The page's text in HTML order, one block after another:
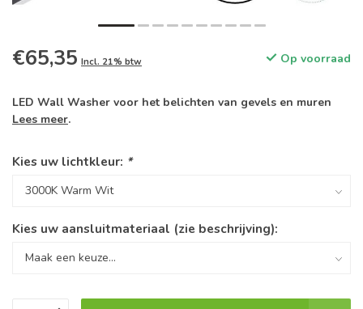
€65,35 Incl. 21% btw Op voorraad
LED Wall Washer voor het belichten van gevels en muren
Lees meer.
Kies uw lichtkleur: *
Kies uw aansluitmateriaal (zie beschrijving):